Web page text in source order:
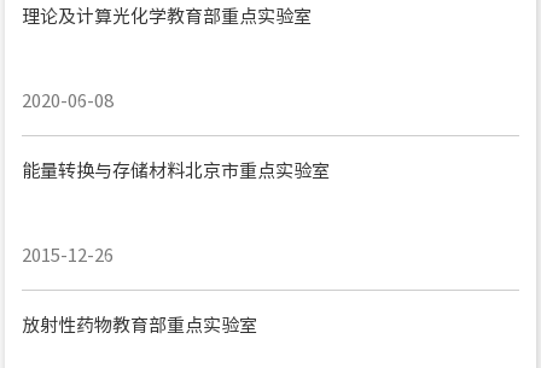
理论及计算光化学教育部重点实验室
2020-06-08
能量转换与存储材料北京市重点实验室
2015-12-26
放射性药物教育部重点实验室